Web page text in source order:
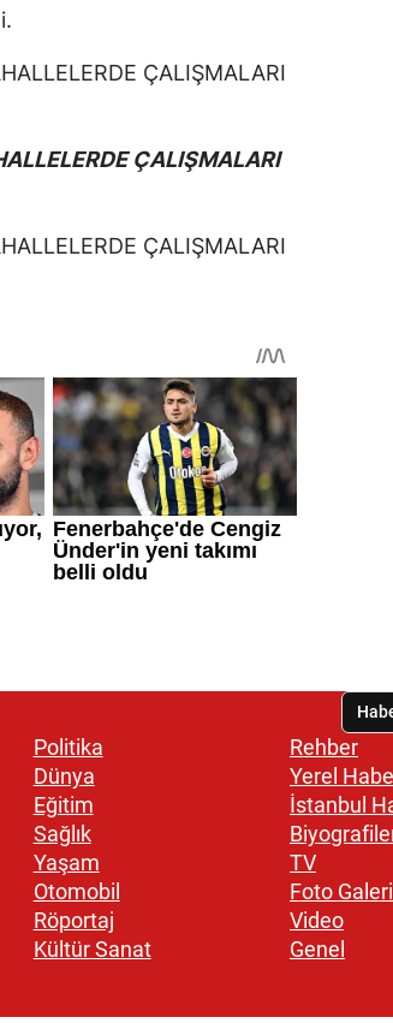
ÇALIŞMALARI
Politika
Dünya
Eğitim
Sağlık
Yaşam
Otomobil
Röportaj
Kültür Sanat
Rehber
Yerel
İstanbul
TV
Foto Galeri
Video
Genel